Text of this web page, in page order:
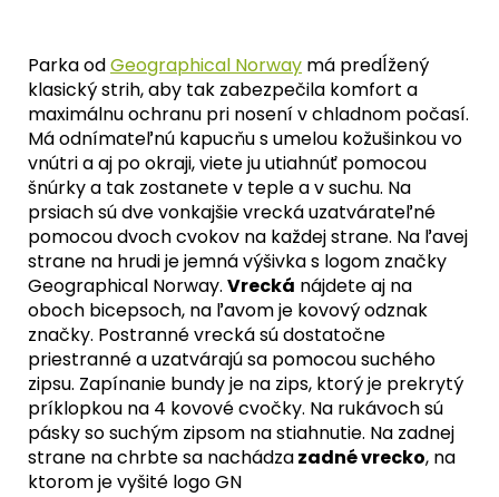
Parka odGeographical Norway má predĺžený
klasický strih, aby tak zabezpečila komfort a
maximálnu ochranu pri nosení v chladnom počasí.
Má odnímateľnú kapucňu s umelou kožušinkou vo
vnútri a aj po okraji, viete ju utiahnúť pomocou
šnúrky a tak zostanete v teple a v suchu. Na
prsiach sú dve vonkajšie vrecká uzatvárateľné
pomocou dvoch cvokov na každej strane. Na ľavej
strane na hrudi je jemná výšivka s logom značky
Geographical Norway. Vrecká nájdete aj na
oboch bicepsoch, na ľavom je kovový odznak
značky. Postranné vrecká sú dostatočne
priestranné a uzatvárajú sa pomocou suchého
zipsu. Zapínanie bundy je na zips, ktorý je prekrytý
príklopkou na 4 kovové cvočky. Na rukávoch sú
pásky so suchým zipsom na stiahnutie. Na zadnej
strane na chrbte sa nachádzazadné vrecko, na
ktorom je vyšité logo GN